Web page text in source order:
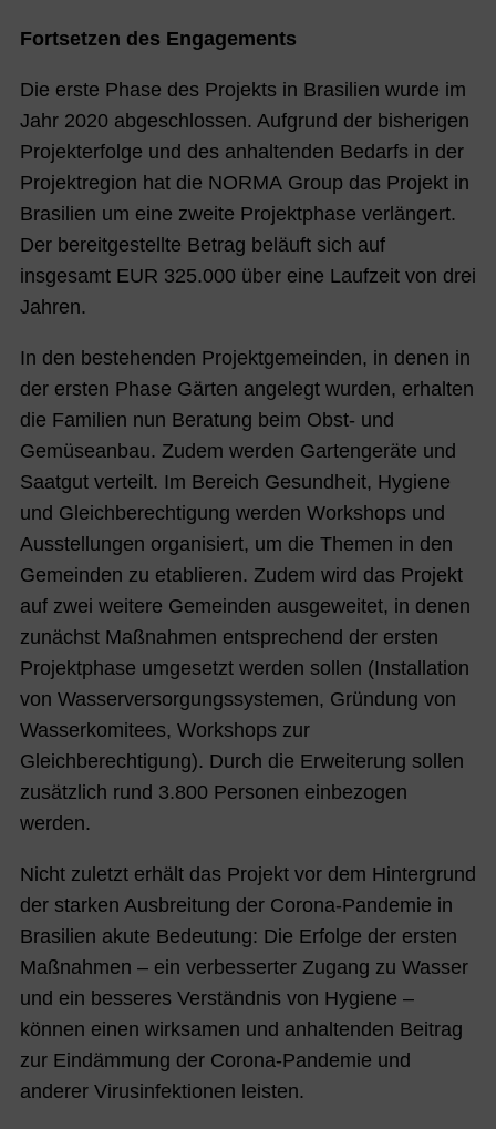
Fortsetzen des Engagements
Die erste Phase des Projekts in Brasilien wurde im
Jahr 2020 abgeschlossen. Aufgrund der bisherigen
Projekterfolge und des anhaltenden Bedarfs in der
Projektregion hat die NORMA Group das Projekt in
Brasilien um eine zweite Projektphase verlängert.
Der bereitgestellte Betrag beläuft sich auf
insgesamt EUR 325.000 über eine Laufzeit von drei
Jahren.
In den bestehenden Projektgemeinden, in denen in
der ersten Phase Gärten angelegt wurden, erhalten
die Familien nun Beratung beim Obst- und
Gemüseanbau. Zudem werden Gartengeräte und
Saatgut verteilt. Im Bereich Gesundheit, Hygiene
und Gleichberechtigung werden Workshops und
Ausstellungen organisiert, um die Themen in den
Gemeinden zu etablieren. Zudem wird das Projekt
auf zwei weitere Gemeinden ausgeweitet, in denen
zunächst Maßnahmen entsprechend der ersten
Projektphase umgesetzt werden sollen (Installation
von Wasserversorgungssystemen, Gründung von
Wasserkomitees, Workshops zur
Gleichberechtigung). Durch die Erweiterung sollen
zusätzlich rund 3.800 Personen einbezogen
werden.
Nicht zuletzt erhält das Projekt vor dem Hintergrund
der starken Ausbreitung der Corona-Pandemie in
Brasilien akute Bedeutung: Die Erfolge der ersten
Maßnahmen – ein verbesserter Zugang zu Wasser
und ein besseres Verständnis von Hygiene –
können einen wirksamen und anhaltenden Beitrag
zur Eindämmung der Corona-Pandemie und
anderer Virusinfektionen leisten.